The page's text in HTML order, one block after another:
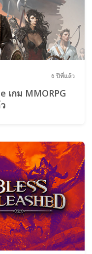
6 ปีที่แล้ว
เกม MMORPG